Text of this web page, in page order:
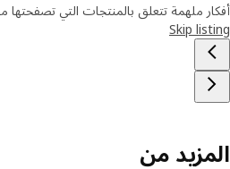
أفكار ملهمة تتعلق بالمنتجات التي تصفحتها
Skip listing
المزيد من